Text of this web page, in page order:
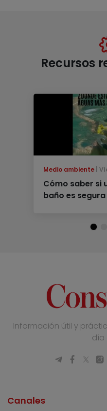
Recursos
Medio ambiente
Cómo saber si
baño es segura
Información útil y
día
Canales